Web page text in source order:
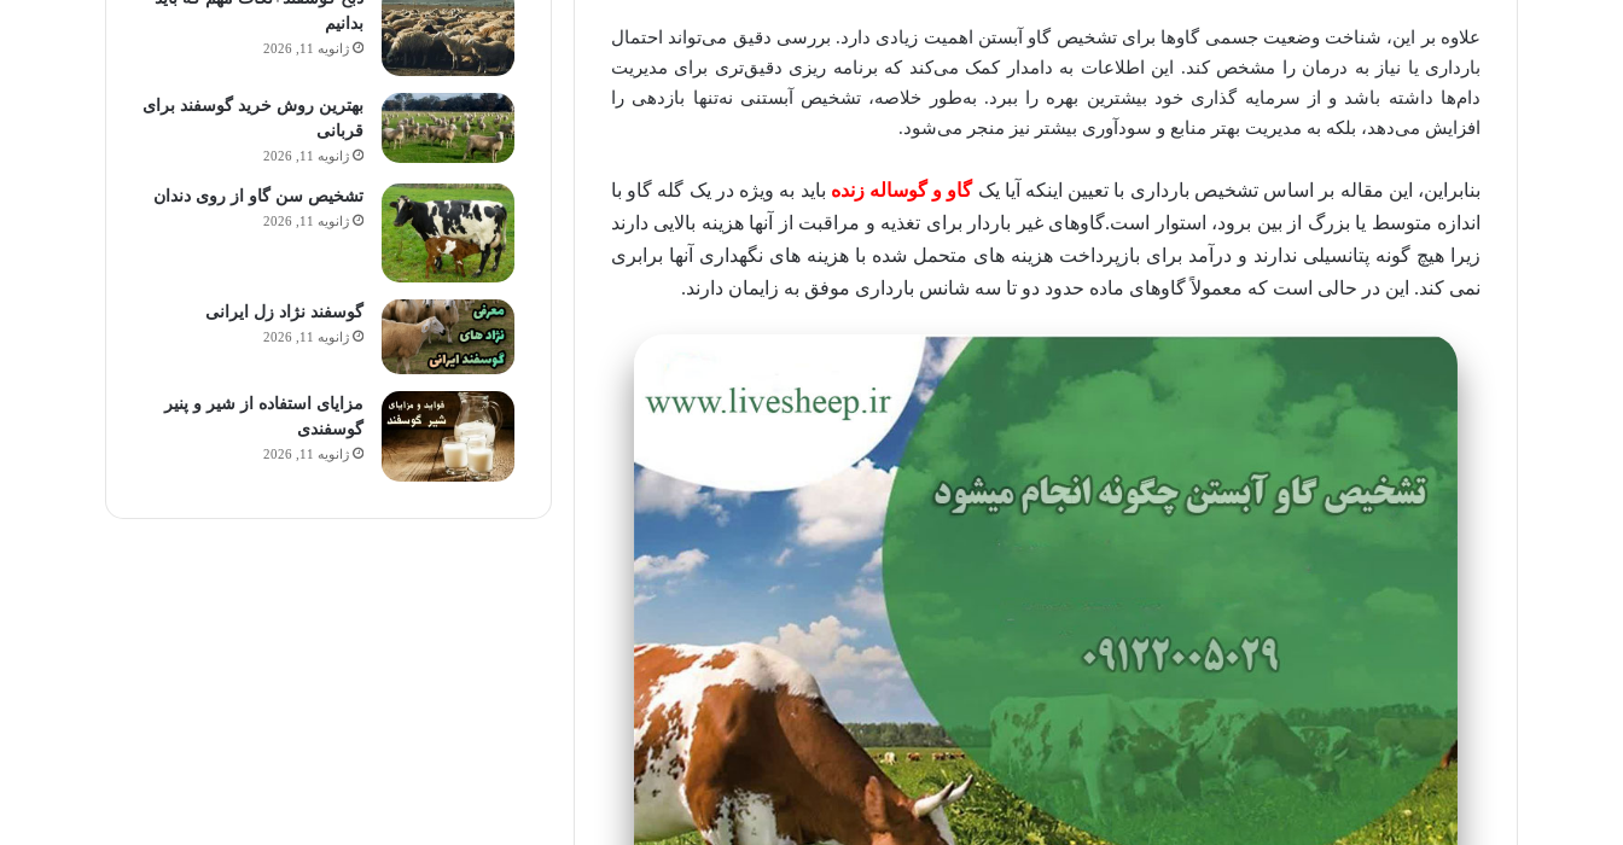
علاوه بر این، شناخت وضعیت جسمی گاوها برای تشخیص گاو آبستن اهمیت زیادی دارد. بررسی دقیق می‌تواند احتمال
بارداری یا نیاز به درمان را مشخص کند. این اطلاعات به دامدار کمک می‌کند که برنامه‌ ریزی دقیق‌تری برای مدیریت
دام‌ها داشته باشد و از سرمایه‌ گذاری خود بیشترین بهره را ببرد. به‌طور خلاصه، تشخیص آبستنی نه‌تنها بازدهی را
افزایش می‌دهد، بلکه به مدیریت بهتر منابع و سودآوری بیشتر نیز منجر می‌شود.
بنابراین، این مقاله بر اساس تشخیص بارداری با تعیین اینکه آیا یکگاو و گوساله زنده باید به ویژه در یک گله گاو با
اندازه متوسط یا بزرگ از بین برود، استوار است.گاوهای غیر باردار برای تغذیه و مراقبت از آنها هزینه بالایی دارند
زیرا هیچ گونه پتانسیلی ندارند و درآمد برای بازپرداخت هزینه های متحمل شده با هزینه های نگهداری آنها برابری
نمی کند. این در حالی است که معمولاً گاوهای ماده حدود دو تا سه شانس بارداری موفق به زایمان دارند.
بدانیم
ژانویه 11, 2026
بهترین روش خرید گوسفند برای
قربانی
ژانویه 11, 2026
تشخیص سن گاو از روی دندان
ژانویه 11, 2026
گوسفند نژاد زل ایرانی
ژانویه 11, 2026
مزایای استفاده از شیر و پنیر
گوسفندی
ژانویه 11, 2026